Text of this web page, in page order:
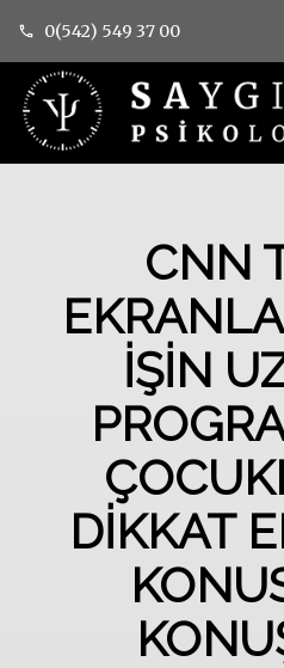
0(542) 549 37 00
CNN
İŞİN
DİKKAT